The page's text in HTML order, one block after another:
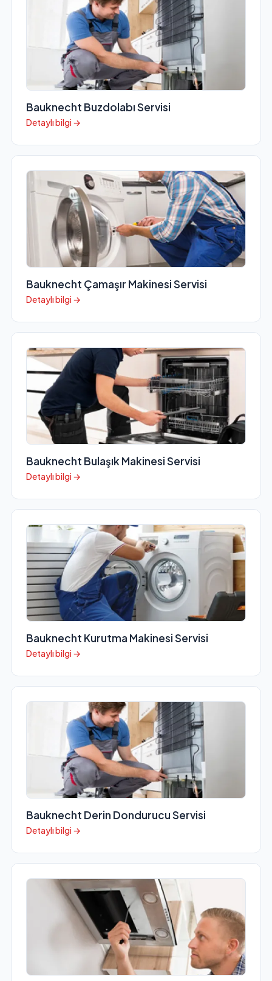
Bauknecht Buzdolabı Servisi
Detaylı bilgi →
Bauknecht Çamaşır Makinesi Servisi
Detaylı bilgi →
Bauknecht Bulaşık Makinesi Servisi
Detaylı bilgi →
Bauknecht Kurutma Makinesi Servisi
Detaylı bilgi →
Bauknecht Derin Dondurucu Servisi
Detaylı bilgi →